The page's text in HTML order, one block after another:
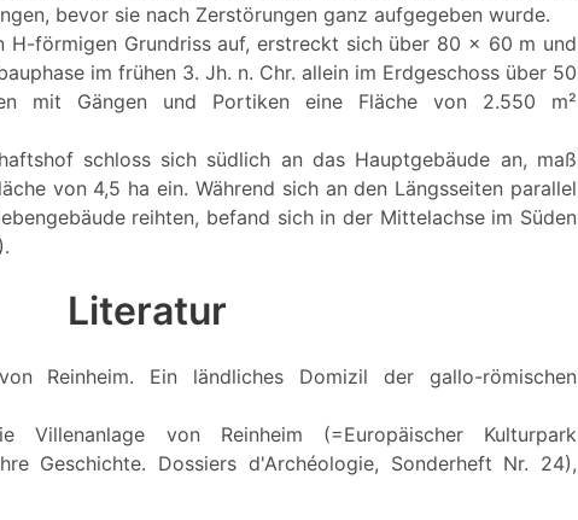
bevor sie nach Zerstörungen ganz aufgegeben wurde.
H-förmigen Grundriss auf, erstreckt sich über 80 x 60 m und
im frühen 3. Jh. n. Chr. allein im Erdgeschoss über 50
mit Gängen und Portiken eine Fläche von 2.550 m²
schloss sich südlich an das Hauptgebäude an, maß
von 4,5 ha ein. Während sich an den Längsseiten parallel
reihten, befand sich in der Mittelachse im Süden
Literatur
Reinheim. Ein ländliches Domizil der gallo-römischen
Villenanlage von Reinheim (=Europäischer Kulturpark
Geschichte. Dossiers d'Archéologie, Sonderheft Nr. 24),